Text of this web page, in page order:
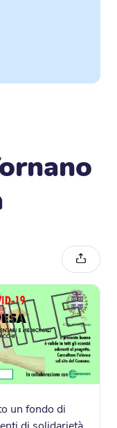
un fondo di